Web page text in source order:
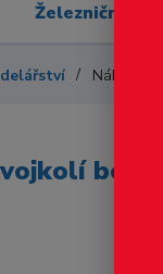
Železniční
Náhradní
bez